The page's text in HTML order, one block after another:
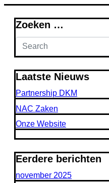
Zoeken …
Laatste Nieuws
Partnership DKM
NAC Zaken
Onze Website
Eerdere berichten
november 2025